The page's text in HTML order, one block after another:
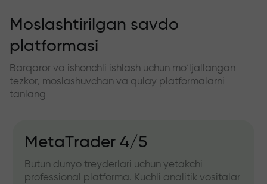
Moslashtirilgan savdo
platformasi
Barqaror va ishonchli ishlash uchun mo‘ljallangan
tezkor, moslashuvchan va qulay platformalarni
tanlang
MetaTrader 4/5
Butun dunyo treyderlari uchun yetakchi
professional platforma. Kuchli analitik vositalar